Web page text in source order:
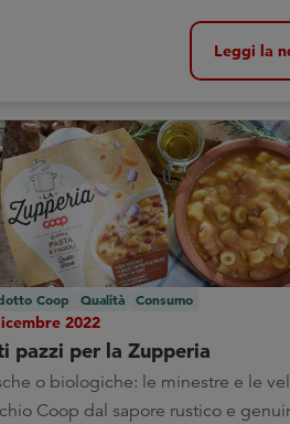
Leggi la
Coop Qualità Consumo
2022
pazzi per la Zupperia
o biologiche: le minestre e le
Coop dal sapore rustico e